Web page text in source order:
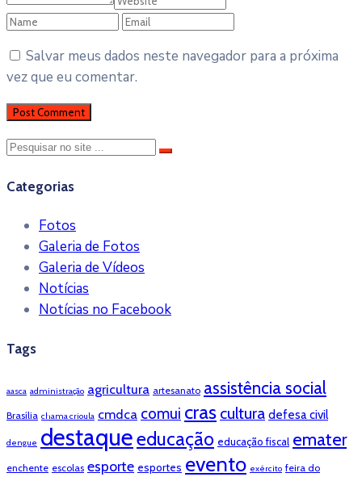
Salvar meus dados neste navegador para a próxima
vez que eu comentar.
Categorias
Fotos
Galeria de Fotos
Galeria de Vídeos
Notícias
Notícias no Facebook
Tags
aasca administração agricultura artesanato assistência social
Brasília chama crioula cmdca comui cras cultura defesa civil
dengue destaqueeducação educação fiscal emater
enchente escolas esporte esportes evento exército feira do